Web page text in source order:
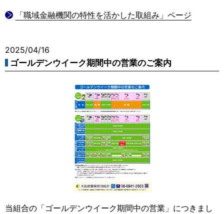
「職域金融機関の特性を活かした取組み」ページ
2025/04/16
ゴールデンウイーク期間中の営業のご案内
当組合の「ゴールデンウイーク期間中の営業」につきまし